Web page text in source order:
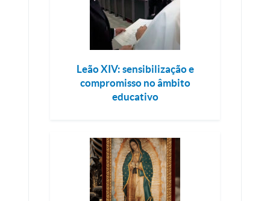
Leão XIV: sensibilização e
compromisso no âmbito
educativo